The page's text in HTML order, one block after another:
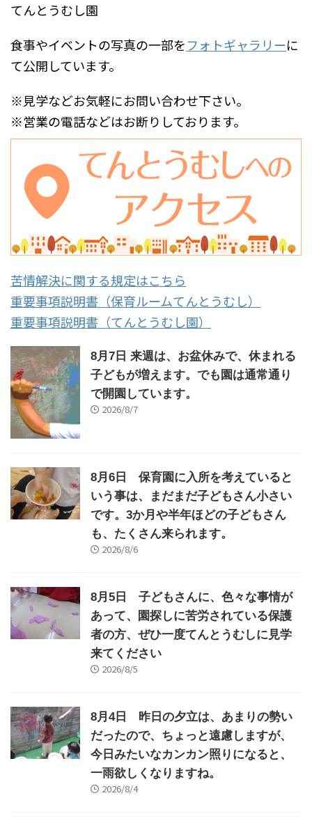
てんとうむし園
食事やイベントの写真の一部をフォトギャラリーに
て公開しています。
※見学などお気軽にお問い合わせ下さい。
※営業の電話などはお断りしております。
苦情解決に関する規定はこちら
重要事項説明書（保育ルームてんとうむし）
重要事項説明書（てんとうむし園）
8月7日 来週は、お盆休みで、休まれる
子どもが増えます。でも園は通常通り
で開園しています。
2026/8/7
8月6日 保育園に入所を考えていると
いう事は、まだまだ子どもさん小さい
です。3か月や半年ほどの子どもさん
も、たくさん来られます。
2026/8/6
8月5日 子どもさんに、色々な事情が
あって、園探しに苦労されている保護
者の方、ぜひ一度てんとうむしに見学
来てください
2026/8/5
8月4日 昨日の夕立は、あまりの勢い
だったので、ちょっと遠慮しますが、
今日みたいなカンカン照りになると、
一雨欲しくなりますね。
2026/8/4